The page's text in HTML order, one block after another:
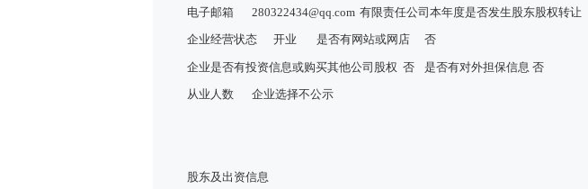
电子邮箱 280322434@qq.com 有限责任公司本年度是否发生股东股权转让
企业经营状态 开业 是否有网站或网店 否
企业是否有投资信息或购买其他公司股权 否 是否有对外担保信息 否
从业人数 企业选择不公示
股东及出资信息